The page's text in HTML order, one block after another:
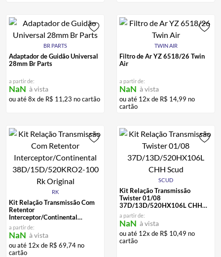
BR PARTS
Adaptador de Guidão Universal
28mm Br Parts
a partir de:
NaN à vista
ou até8x de R$ 11,23 no cartão
TWIN AIR
Filtro de Ar YZ 6518/26 Twin
Air
a partir de:
NaN à vista
ou até 12x de R$ 14,99 no
cartão
RK
Kit Relação Transmissão Com
Retentor
Interceptor/Continental
38D/15D/520KRO2-100 Rk
Original
a partir de:
NaN à vista
ou até 12x de R$ 69,74 no
cartão
SCUD
Kit Relação Transmissão
Twister 01/08
37D/13D/520HX106L CHH
Scud
a partir de:
NaN à vista
ou até 12x de R$ 10,49 no
cartão